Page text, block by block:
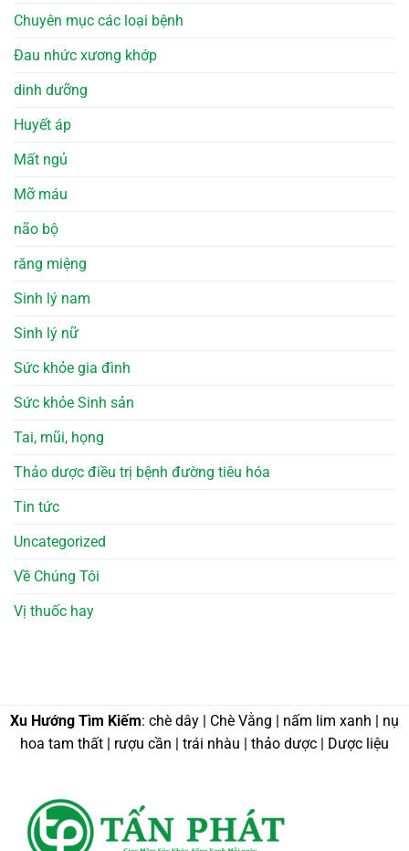
Chuyên mục các loại bệnh
Đau nhức xương khớp
dinh dưỡng
Huyết áp
Mất ngủ
Mỡ máu
não bộ
răng miệng
Sinh lý nam
Sinh lý nữ
Sức khỏe gia đình
Sức khỏe Sinh sản
Tai, mũi, họng
Thảo dược điều trị bệnh đường tiêu hóa
Tin tức
Uncategorized
Về Chúng Tôi
Vị thuốc hay
Xu Hướng Tìm Kiếm: chè dây | Chè Vằng | nấm lim xanh | nụ
hoa tam thất | rượu cần | trái nhàu | thảo dược | Dược liệu